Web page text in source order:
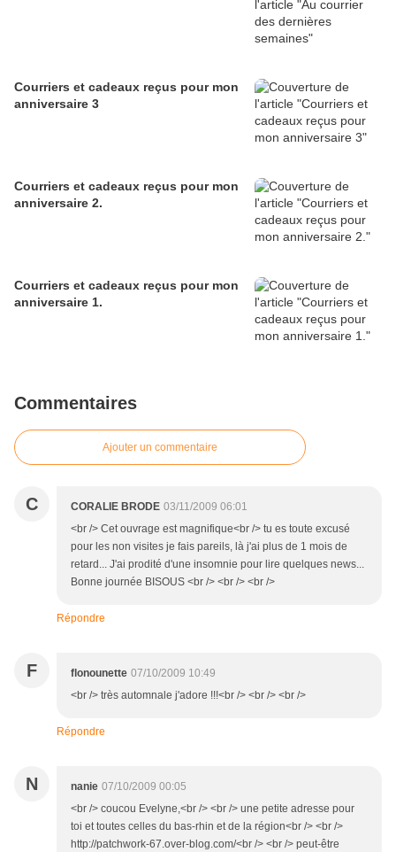
Courriers et cadeaux reçus pour mon
anniversaire 3
Courriers et cadeaux reçus pour mon
anniversaire 2.
Courriers et cadeaux reçus pour mon
anniversaire 1.
Commentaires
Ajouter un commentaire
C CORALIE BRODE 03/11/2009 06:01
<br /> Cet ouvrage est magnifique<br /> tu es toute excusé
pour les non visites je fais pareils, là j'ai plus de 1 mois de
retard... J'ai prodité d'une insomnie pour lire quelques news...
Bonne journée BISOUS <br /> <br /> <br />
Répondre
F flonounette 07/10/2009 10:49
<br /> très automnale j'adore !!!<br /> <br /> <br />
Répondre
N nanie 07/10/2009 00:05
<br /> coucou Evelyne,<br /> <br /> une petite adresse pour
toi et toutes celles du bas-rhin et de la région<br /> <br />
http://patchwork-67.over-blog.com/<br /> <br /> peut-être